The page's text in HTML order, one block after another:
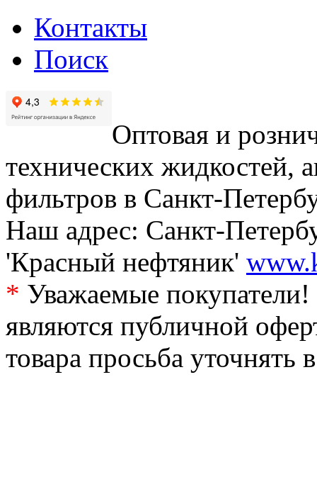
Контакты
Поиск
Оптовая и
технических жидкостей,
фильтров в Санкт-
Наш адрес: Санкт-
'Красный нефтяник'
* Уважаемые
являются публичной
товара просьба уточнять